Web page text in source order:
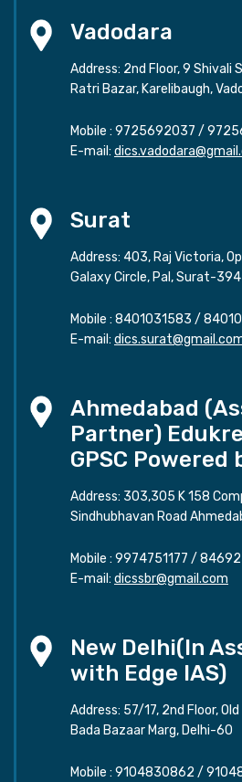
Vadodara
Address: 2nd Floor, 9 Shivali
Ratri Bazar, Karelibaugh,
Mobile : 9725692037 /
E-mail:
Surat
Address: 403, Raj Victoria,
Galaxy Circle, Pal, Surat-
Mobile : 8401031583 /
E-mail:
Ahmedabad
Partner)
GPSC Powered
Address: 303,305 K 158
Sindhubhavan Road
Mobile : 9974751177 /
E-mail: dicssbr@gmail.com
New Delhi(In
with Edge IAS)
Address: 57/17, 2nd Floor,
Bada Bazaar Marg, Delhi-60
Mobile : 9104830862 /